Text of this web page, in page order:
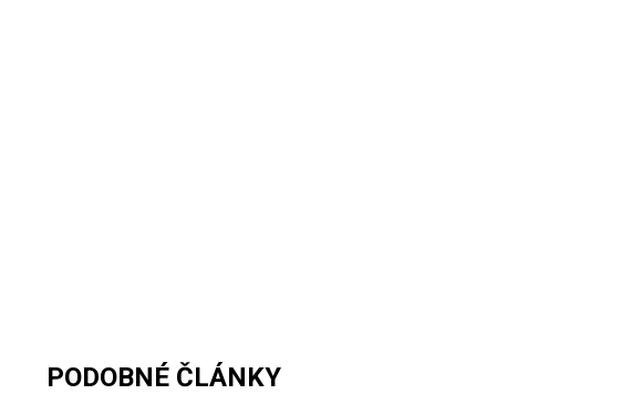
PODOBNÉ ČLÁNKY